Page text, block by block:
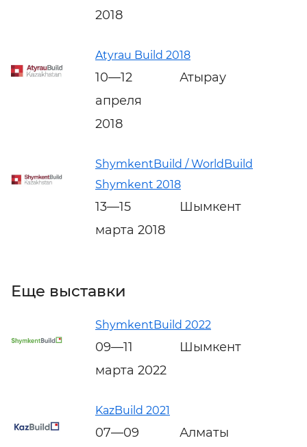
2018
Atyrau Build 2018
10—12
апреля
2018
Атырау
ShymkentBuild / WorldBuild
Shymkent 2018
13—15
марта 2018
Шымкент
Еще выставки
ShymkentBuild 2022
09—11
марта 2022
Шымкент
KazBuild 2021
07—09
Алматы